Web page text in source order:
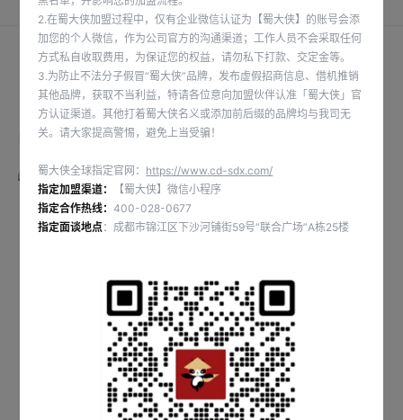
食材供应链
供应链产品
Supply Chain Products
全部 丸滑类 调理肉类
探川藤椒原味干碟 探川椒麻调味包
2.在蜀大侠加盟过程中，仅有企业微信认证为【蜀大侠】的账号会添
加您的个人微信，作为公司官方的沟通渠道；工作人员不会采取任何
方式私自收取费用，为保证您的权益，请勿私下打款、交定金等。
3.为防止不法分子假冒“蜀大侠”品牌，发布虚假招商信息、借机推销
其他品牌，获取不当利益，特请各位意向加盟伙伴认准「蜀大侠」官
方认证渠道。其他打着蜀大侠名义或添加前后缀的品牌均与我司无
关。请大家提高警惕，避免上当受骗！
蜀大侠全球指定官网： https://www.cd-sdx.com/
指定加盟渠道：
【蜀大侠】微信小程序
指定合作热线：400-028-0677
指定面谈地点 ：成都市锦江区下沙河铺街59号“联合广场”A栋25楼